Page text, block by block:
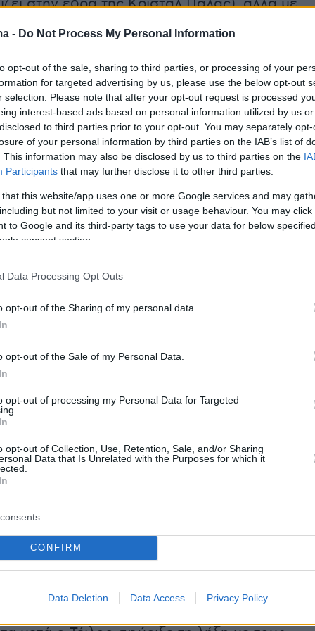
- Do Not Process My Personal Information
opt-out of the sale, sharing to third parties, or processing of your
for targeted advertising by us, please use the below opt-out
selection. Please note that after your opt-out request is processed
interest-based ads based on personal information utilized by us
to third parties prior to your opt-out. You may separately
of your personal information by third parties on the IAB’s list of
This information may also be disclosed by us to third parties on the
Participants that may further disclose it to other third parties.
that this website/app uses one or more Google services and may
but not limited to your visit or usage behaviour. You may
to Google and its third-party tags to use your data for below
consent section.
Data Processing Opt Outs
opt-out of the Sharing of my personal data.
opt-out of the Sale of my Personal Data.
opt-out of processing my Personal Data for Targeted
opt-out of Collection, Use, Retention, Sale, and/or Sharing
Data that Is Unrelated with the Purposes for which it
CONFIRM
Data Deletion Data Access Privacy Policy
στην έδρα της Κρίσταλ Πάλας), αλλά με
ακυρωθέν γκολ του Σεμένιο για οφσάιντ)
ομάδας που παίζει τελικό
, που επίσης ετοιμάζεται να αποχαιρετίσει
τεχνικό της, όσο περνούσε η ώρα τόσο πιο
γινόταν με τον Ελ Κρουπί τζούνιορ στο 37' να
στο Vitality Stadium εκτελώντας τον
με άπιαστο πλασέ...
είχαν στη διάθεση τους μία ώρα για να
ανατροπή, ωστόσο σε κανένα σημείο του
με αποτέλεσμα η Μπόρνμουθ να κρατά
και από το 89' ΄΄εως το 90'+5'
ευκαιρίες για το 2-0 (ανάμεσα τους και
τετ α τετ).
(χάνοντας τις ελπίδες που είχε ακόμη και
League) καθώς στο 90'+5' σε φάση
Χάαλαντ ισοφάρισε σε 1-1! Μάλιστα στο
οι φιλοξενούμενοι άγγιξαν μια μυθική
Ρόδρι και Τσέρκι μπερδεύτηκαν και δεν
βρουν το σουτ για το 1-2.